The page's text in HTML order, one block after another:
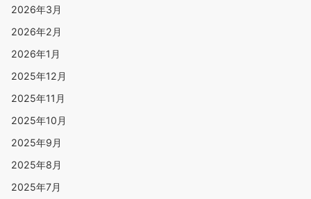
2026年3月
2026年2月
2026年1月
2025年12月
2025年11月
2025年10月
2025年9月
2025年8月
2025年7月